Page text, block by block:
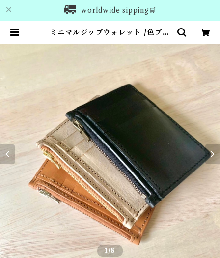
worldwide sipping🛒
ミニマルジップウォレット /色ブラ
1/8